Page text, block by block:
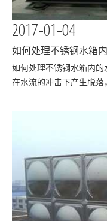
2017-01-04
如何处理不锈钢水箱
如何处理不锈钢水箱内
在水流的冲击下产生脱